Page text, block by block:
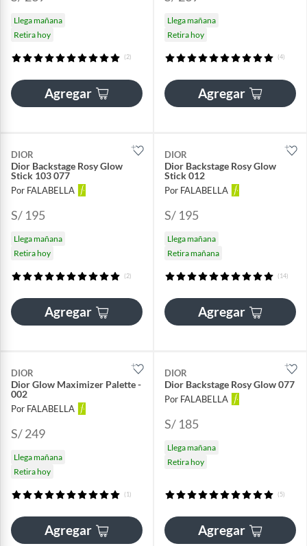
Llega mañana
Retira hoy
(2)
Agregar
Llega mañana
Retira hoy
(4)
Agregar
DIOR
Dior Backstage Rosy Glow
Stick 103 077
Por FALABELLA
S/ 195
Llega mañana
Retira hoy
(2)
Agregar
DIOR
Dior Backstage Rosy Glow
Stick 012
Por FALABELLA
S/ 195
Llega mañana
Retira mañana
(14)
Agregar
DIOR
Dior Glow Maximizer Palette -
002
Por FALABELLA
S/ 249
Llega mañana
Retira hoy
(1)
Agregar
DIOR
Dior Backstage Rosy Glow 077
Por FALABELLA
S/ 185
Llega mañana
Retira hoy
(5)
Agregar